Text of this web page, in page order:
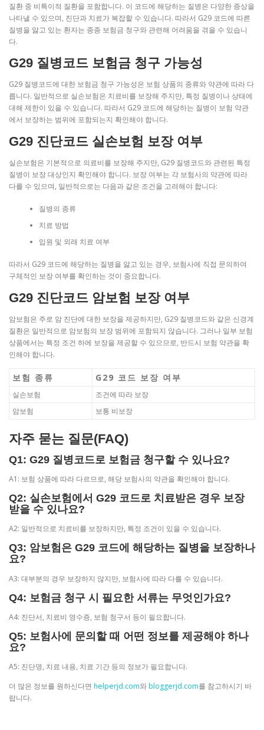
질환 중 비특이적 질환을 포함합니다. 이 코드에 해당하는 질병은 다양한 증상을
나타낼 수 있으며, 진단과 치료가 복잡할 수 있습니다. 따라서 G29 코드에 따른
질병을 앓고 있는 환자는 종종 보험금 청구와 관련해 어려움을 겪을 수 있습니
다.
G29 질병코드 보험금 청구 가능성
G29 질병코드에 대한 보험금 청구 가능성은 보험 상품의 종류와 약관에 따라 다
릅니다. 일반적으로 실손보험은 치료비를 보장해 주지만, 특정 질병이나 상태에
대해 제한이 있을 수 있습니다. 따라서 G29 코드에 해당하는 질병이 보험 약관
에서 보장하는 범위에 포함되는지 확인해야 합니다.
G29 진단코드 실손보험 보장 여부
실손보험은 기본적으로 의료비를 보장해 주지만, G29 질병코드와 관련된 특정
질병이 보장 대상인지 확인해야 합니다. 보장 여부는 각 보험사의 약관에 따라
다를 수 있으며, 일반적으로는 다음과 같은 조건을 고려해야 합니다:
질병의 종류
치료 방법
입원 및 외래 치료 여부
따라서 G29 코드에 해당하는 질병을 앓고 있는 경우, 보험사에 직접 문의하여
구체적인 보장 여부를 확인하는 것이 중요합니다.
G29 진단코드 암보험 보장 여부
암보험은 주로 암 진단에 대한 보장을 제공하지만, G29 질병코드와 같은 신경계
질환은 일반적으로 암보험의 보장 범위에 포함되지 않습니다. 그러나 일부 보험
상품에서는 특정 조건 하에 보장을 제공할 수 있으므로, 반드시 보험 약관을 확
인해야 합니다.
보험 종류 G29 코드 보장 여부
실손보험
조건에 따라 보장
암보험
보통 비보장
자주 묻는 질문(FAQ)
Q1: G29 질병코드로 보험금 청구할 수 있나요?
A1: 보험 상품에 따라 다르므로, 해당 보험사의 약관을 확인해야 합니다.
Q2: 실손보험에서 G29 코드로 치료받은 경우 보장
받을 수 있나요?
A2: 일반적으로 치료비를 보장하지만, 특정 조건이 있을 수 있습니다.
Q3: 암보험은 G29 코드에 해당하는 질병을 보장하나
요?
A3: 대부분의 경우 보장하지 않지만, 보험사에 따라 다를 수 있습니다.
Q4: 보험금 청구 시 필요한 서류는 무엇인가요?
A4: 진단서, 치료비 영수증, 보험 청구서 등이 필요합니다.
Q5: 보험사에 문의할 때 어떤 정보를 제공해야 하나
요?
A5: 진단명, 치료 내용, 치료 기간 등의 정보가 필요합니다.
더 많은 정보를 원하신다면 helperjd.com와bloggerjd.com를 참고하시기 바
랍니다.